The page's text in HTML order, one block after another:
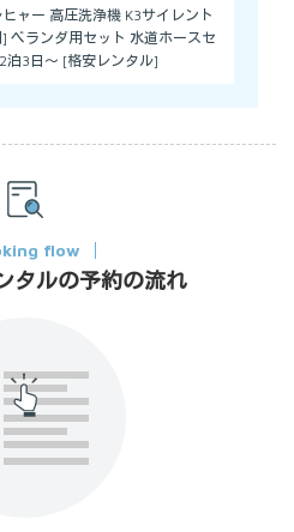
ヒャー 高圧洗浄機 K3サイレント
ベランダ用セット 水道ホースセ
泊3日～ [格安レンタル]
flow
タルの予約の流れ